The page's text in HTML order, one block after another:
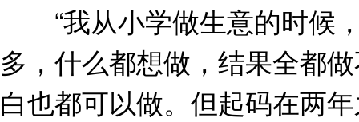
“我从小学做生意的时候
多，什么都想做，结果全都
白也都可以做。但起码在两